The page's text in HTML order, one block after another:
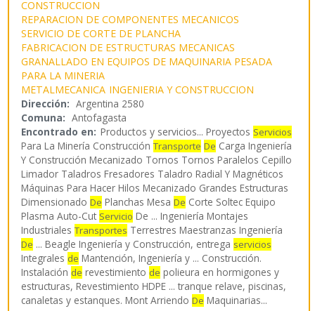
CONSTRUCCION
REPARACION DE COMPONENTES MECANICOS
SERVICIO DE CORTE DE PLANCHA
FABRICACION DE ESTRUCTURAS MECANICAS
GRANALLADO EN EQUIPOS DE MAQUINARIA PESADA
PARA LA MINERIA
METALMECANICA INGENIERIA Y CONSTRUCCION
Dirección: Argentina 2580
Comuna: Antofagasta
Encontrado en: Productos y servicios...Proyectos Servicios
Para La Minería ConstrucciónTransporte De Carga Ingeniería
Y Construcción Mecanizado Tornos Tornos Paralelos Cepillo
Limador Taladros Fresadores Taladro Radial Y Magnéticos
Máquinas Para Hacer Hilos Mecanizado Grandes Estructuras
DimensionadoDe Planchas MesaDe Corte Soltec Equipo
Plasma Auto-Cut Servicio De ... Ingeniería Montajes
IndustrialesTransportes Terrestres Maestranzas Ingeniería
De ... Beagle Ingeniería y Construcción, entrega servicios
Integrales de Mantención, Ingeniería y ... Construcción.
Instalación de revestimiento de polieura en hormigones y
estructuras, Revestimiento HDPE ... tranque relave, piscinas,
canaletas y estanques. Mont ArriendoDe Maquinarias...